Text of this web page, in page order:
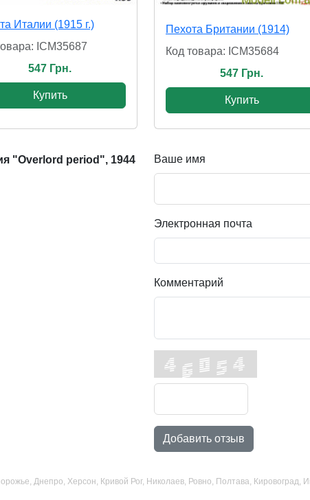
Италии (1915 г.)
ICM35687
547 Грн.
Купить
Пехота Британии (1914)
Код товара: ICM35684
547 Грн.
Купить
"Overlord period", 1944 Ваше имя
Электронная почта
Комментарий
Добавить отзыв
Днепро, Херсон, Кривой Рог, Николаев, Ровно, Полтава,